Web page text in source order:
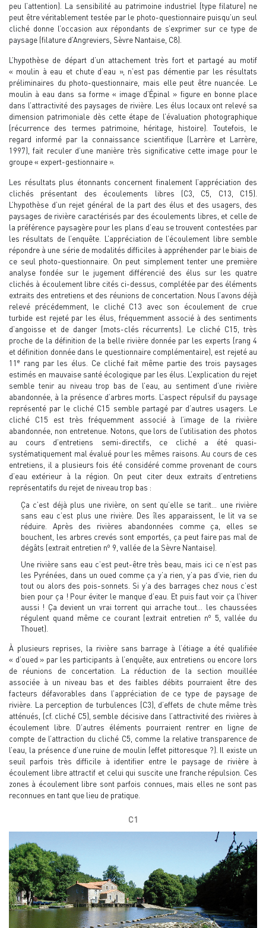
peu l’attention). La sensibilité au patrimoine industriel (type filature) ne
peut être véritablement testée par le photo-questionnaire puisqu’un seul
cliché donne l’occasion aux répondants de s’exprimer sur ce type de
paysage (filature d’Angreviers, Sèvre Nantaise, C8).
L’hypothèse de départ d’un attachement très fort et partagé au motif
« moulin à eau et chute d’eau », n’est pas démentie par les résultats
préliminaires du photo-questionnaire, mais elle peut être nuancée. Le
moulin à eau dans sa forme « image d’Épinal » figure en bonne place
dans l’attractivité des paysages de rivière. Les élus locaux ont relevé sa
dimension patrimoniale dès cette étape de l’évaluation photographique
(récurrence des termes patrimoine, héritage, histoire). Toutefois, le
regard informé par la connaissance scientifique (Larrère et Larrère,
1997), fait reculer d’une manière très significative cette image pour le
groupe « expert-gestionnaire ».
Les résultats plus étonnants concernent finalement l’appréciation des
clichés présentant des écoulements libres (C3, C5, C13, C15).
L’hypothèse d’un rejet général de la part des élus et des usagers, des
paysages de rivière caractérisés par des écoulements libres, et celle de
la préférence paysagère pour les plans d’eau se trouvent contestées par
les résultats de l’enquête. L’appréciation de l’écoulement libre semble
répondre à une série de modalités difficiles à appréhender par le biais de
ce seul photo-questionnaire. On peut simplement tenter une première
analyse fondée sur le jugement différencié des élus sur les quatre
clichés à écoulement libre cités ci-dessus, complétée par des éléments
extraits des entretiens et des réunions de concertation. Nous l’avons déjà
relevé précédemment, le cliché C13 avec son écoulement de crue
turbide est rejeté par les élus, fréquemment associé à des sentiments
d’angoisse et de danger (mots-clés récurrents). Le cliché C15, très
proche de la définition de la belle rivière donnée par les experts (rang 4
et définition donnée dans le questionnaire complémentaire), est rejeté au
11 e
rang par les élus. Ce cliché fait même partie des trois paysages
estimés en mauvaise santé écologique par les élus. L’explication du rejet
semble tenir au niveau trop bas de l’eau, au sentiment d’une rivière
abandonnée, à la présence d’arbres morts. L’aspect répulsif du paysage
représenté par le cliché C15 semble partagé par d’autres usagers. Le
cliché C15 est très fréquemment associé à l’image de la rivière
abandonnée, non entretenue. Notons, que lors de l’utilisation des photos
au cours d’entretiens semi-directifs, ce cliché a été quasi-
systématiquement mal évalué pour les mêmes raisons. Au cours de ces
entretiens, il a plusieurs fois été considéré comme provenant de cours
d’eau extérieur à la région. On peut citer deux extraits d’entretiens
représentatifs du rejet de niveau trop bas :
Ça c’est déjà plus une rivière, on sent qu’elle se tarit… une rivière
sans eau c’est plus une rivière. Des îles apparaissent, le lit va se
réduire. Après des rivières abandonnées comme ça, elles se
bouchent, les arbres crevés sont emportés, ça peut faire pas mal de
dégâts (extrait entretien no 9, vallée de la Sèvre Nantaise).
Une rivière sans eau c’est peut-être très beau, mais ici ce n’est pas
les Pyrénées, dans un oued comme ça y’a rien, y’a pas d’vie, rien du
tout ou alors des pois-sonnets. Si y’a des barrages chez nous c’est
bien pour ça ! Pour éviter le manque d’eau. Et puis faut voir ça l’hiver
aussi ! Ça devient un vrai torrent qui arrache tout… les chaussées
régulent quand même ce courant (extrait entretien no
5, vallée du
Thouet).
À plusieurs reprises, la rivière sans barrage à l’étiage a été qualifiée
« d’oued » par les participants à l’enquête, aux entretiens ou encore lors
de réunions de concertation. La réduction de la section mouillée
associée à un niveau bas et des faibles débits pourraient être des
facteurs défavorables dans l’appréciation de ce type de paysage de
rivière. La perception de turbulences (C3), d’effets de chute même très
atténués, (cf. cliché C5), semble décisive dans l’attractivité des rivières à
écoulement libre. D’autres éléments pourraient rentrer en ligne de
compte de l’attraction du cliché C5, comme la relative transparence de
l’eau, la présence d’une ruine de moulin (effet pittoresque ?). Il existe un
seuil parfois très difficile à identifier entre le paysage de rivière à
écoulement libre attractif et celui qui suscite une franche répulsion. Ces
zones à écoulement libre sont parfois connues, mais elles ne sont pas
reconnues en tant que lieu de pratique.
C1